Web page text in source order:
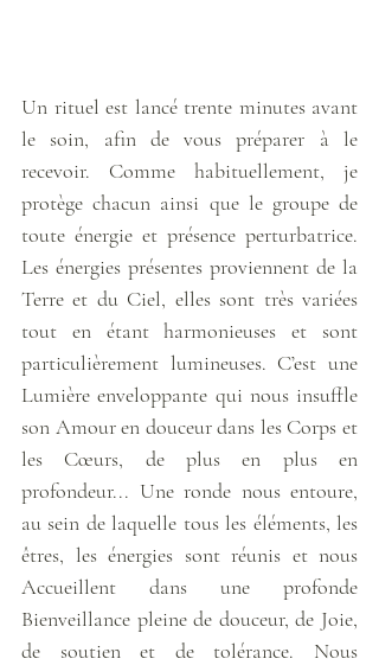
Un rituel est lancé trente minutes avant
le soin, afin de vous préparer à le
recevoir. Comme habituellement, je
protège chacun ainsi que le groupe de
toute énergie et présence perturbatrice.
Les énergies présentes proviennent de la
Terre et du Ciel, elles sont très variées
tout en étant harmonieuses et sont
particulièrement lumineuses. C’est une
Lumière enveloppante qui nous insuffle
son Amour en douceur dans les Corps et
les Cœurs, de plus en plus en
profondeur... Une ronde nous entoure,
au sein de laquelle tous les éléments, les
êtres, les énergies sont réunis et nous
Accueillent dans une profonde
Bienveillance pleine de douceur, de Joie,
de soutien et de tolérance. Nous